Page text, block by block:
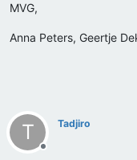
MVG,
Anna Peters, Geertje
T
Offline
Tadjiro